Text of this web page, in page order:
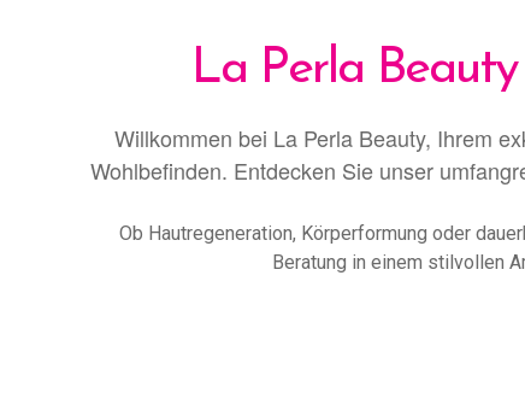
La Perla
Willkommen bei La Perla Beauty, Ihrem
Wohlbefinden. Entdecken Sie unser
Ob Hautregeneration, Körperformung oder
Beratung in einem stilvollen